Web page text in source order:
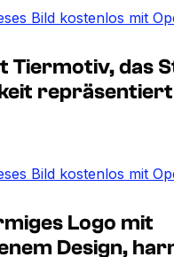
Bild kostenlos mit
Tiermotiv, das
repräsentiert
Bild kostenlos mit
Logo mit
Design,